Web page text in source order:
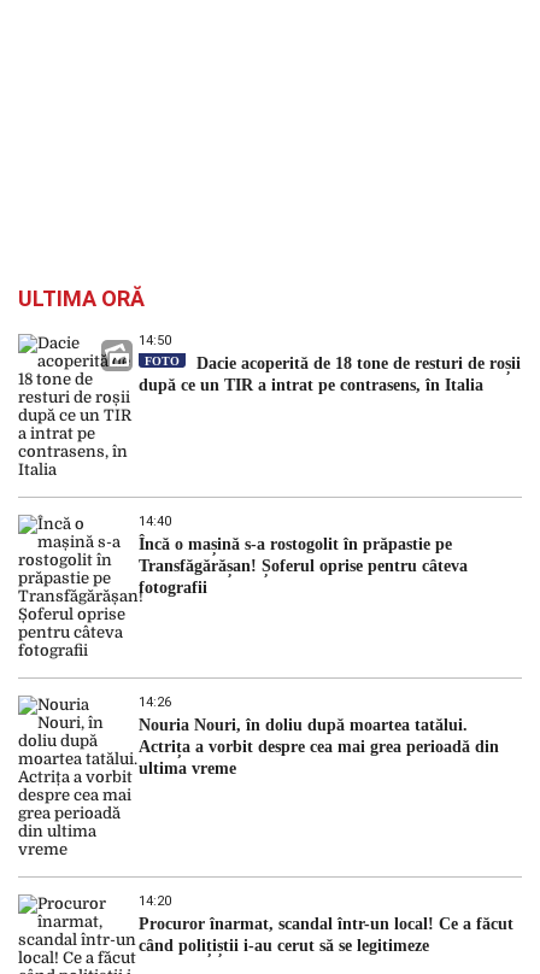
ULTIMA ORĂ
14:50
FOTO
Dacie acoperită de 18 tone de resturi de roșii
după ce un TIR a intrat pe contrasens, în Italia
14:40
Încă o mașină s-a rostogolit în prăpastie pe
Transfăgărășan! Șoferul oprise pentru câteva
fotografii
14:26
Nouria Nouri, în doliu după moartea tatălui.
Actrița a vorbit despre cea mai grea perioadă din
ultima vreme
14:20
Procuror înarmat, scandal într-un local! Ce a făcut
când polițiștii i-au cerut să se legitimeze